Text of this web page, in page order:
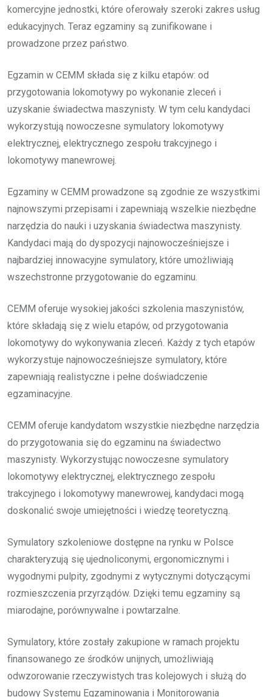
komercyjne jednostki, które oferowały szeroki zakres usług
edukacyjnych. Teraz egzaminy są zunifikowane i
prowadzone przez państwo.
Egzamin w CEMM składa się z kilku etapów: od
przygotowania lokomotywy po wykonanie zleceń i
uzyskanie świadectwa maszynisty. W tym celu kandydaci
wykorzystują nowoczesne symulatory lokomotywy
elektrycznej, elektrycznego zespołu trakcyjnego i
lokomotywy manewrowej.
Egzaminy w CEMM prowadzone są zgodnie ze wszystkimi
najnowszymi przepisami i zapewniają wszelkie niezbędne
narzędzia do nauki i uzyskania świadectwa maszynisty.
Kandydaci mają do dyspozycji najnowocześniejsze i
najbardziej innowacyjne symulatory, które umożliwiają
wszechstronne przygotowanie do egzaminu.
CEMM oferuje wysokiej jakości szkolenia maszynistów,
które składają się z wielu etapów, od przygotowania
lokomotywy do wykonywania zleceń. Każdy z tych etapów
wykorzystuje najnowocześniejsze symulatory, które
zapewniają realistyczne i pełne doświadczenie
egzaminacyjne.
CEMM oferuje kandydatom wszystkie niezbędne narzędzia
do przygotowania się do egzaminu na świadectwo
maszynisty. Wykorzystując nowoczesne symulatory
lokomotywy elektrycznej, elektrycznego zespołu
trakcyjnego i lokomotywy manewrowej, kandydaci mogą
doskonalić swoje umiejętności i wiedzę teoretyczną.
Symulatory szkoleniowe dostępne na rynku w Polsce
charakteryzują się ujednoliconymi, ergonomicznymi i
wygodnymi pulpity, zgodnymi z wytycznymi dotyczącymi
rozmieszczenia przyrządów. Dzięki temu egzaminy są
miarodajne, porównywalne i powtarzalne.
Symulatory, które zostały zakupione w ramach projektu
finansowanego ze środków unijnych, umożliwiają
odwzorowanie rzeczywistych tras kolejowych i służą do
budowy Systemu Egzaminowania i Monitorowania